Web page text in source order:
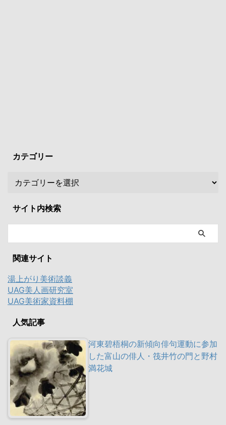
カテゴリー
サイト内検索
関連サイト
湯上がり美術談義
UAG美人画研究室
UAG美術家資料棚
人気記事
河東碧梧桐の新傾向俳句運動に参加
した富山の俳人・筏井竹の門と野村
満花城